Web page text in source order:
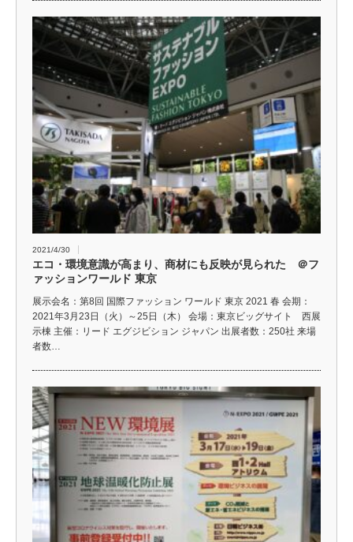
2021/4/30
エコ・環境意識が高まり、商材にも反映が見られた ＠フ
ァッションワールド 東京
展示会名：第8回 国際ファッション ワールド 東京 2021 春 会期：
2021年3月23日（火）～25日（木） 会場：東京ビッグサイト 西展
示棟 主催：リード エグジビション ジャパン 出展者数：250社 来場
者数…